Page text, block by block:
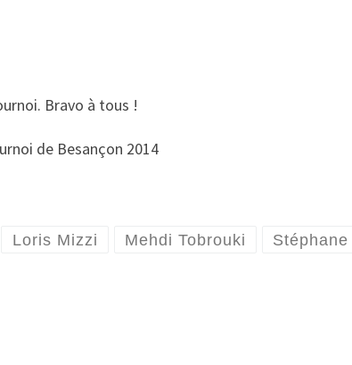
Bravo à tous !
Loris Mizzi Mehdi Tobrouki